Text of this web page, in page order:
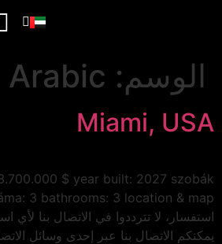
الوسم: Arabic
Miami, USA
$ year built: 2027 szobák
استفسار، لا تترددوا في الاتصال بنا لأي
يمكنكم الاتصال بنا عبر إحدى وسائل